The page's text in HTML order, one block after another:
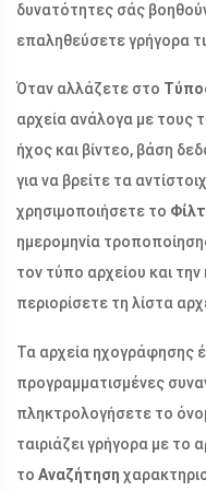
δυνατότητες σάς
επαληθεύσετε γρήγορα
Όταν αλλάζετε στο
αρχεία ανάλογα με τους
ήχος και βίντεο, βάση
για να βρείτε τα
χρησιμοποιήσετε το
ημερομηνία
τον τύπο αρχείου και την
περιορίσετε τη λίστα
Τα αρχεία ηχογράφησης
προγραμματισμένες
πληκτρολογήσετε το
ταιριάζει γρήγορα με το
το Αναζήτηση